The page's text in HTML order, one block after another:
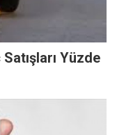
Yüzde